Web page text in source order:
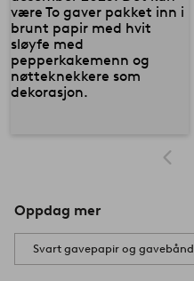
Oppdag mer
Svart gavepapir og gavebånd